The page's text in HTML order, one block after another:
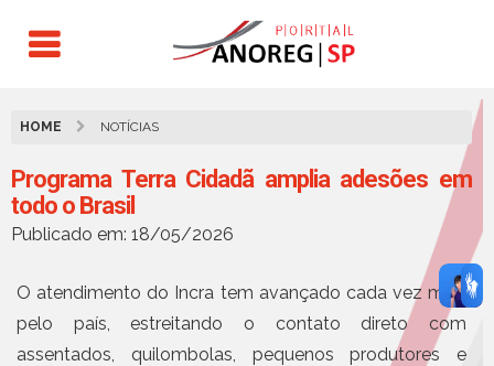
HOME NOTÍCIAS
Programa Terra Cidadã amplia adesões em
todo o Brasil
Publicado em: 18/05/2026
O atendimento do Incra tem avançado cada vez mais
pelo país, estreitando o contato direto com
assentados, quilombolas, pequenos produtores e